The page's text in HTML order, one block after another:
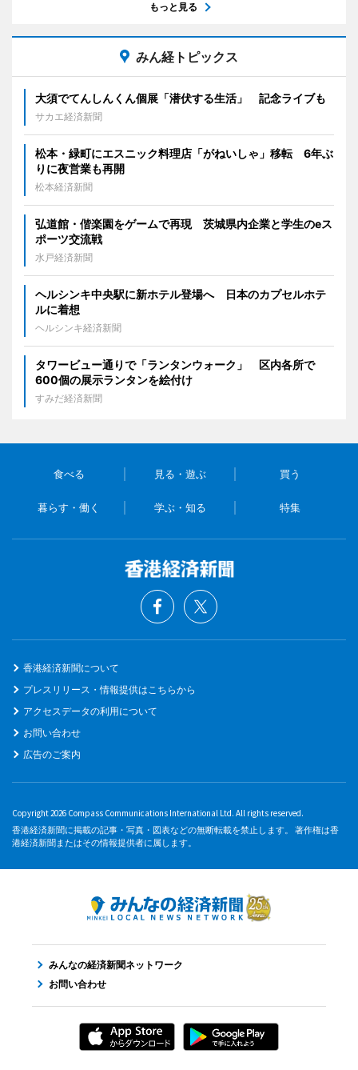
もっと見る
みん経トピックス
大須でてんしんくん個展「潜伏する生活」 記念ライブも
サカエ経済新聞
松本・緑町にエスニック料理店「がねいしゃ」移転 6年ぶ
りに夜営業も再開
松本経済新聞
弘道館・偕楽園をゲームで再現 茨城県内企業と学生のeス
ポーツ交流戦
水戸経済新聞
ヘルシンキ中央駅に新ホテル登場へ 日本のカプセルホテ
ルに着想
ヘルシンキ経済新聞
タワービュー通りで「ランタンウォーク」 区内各所で
600個の展示ランタンを絵付け
すみだ経済新聞
食べる 見る・遊ぶ 買う
暮らす・働く 学ぶ・知る 特集
香港経済新聞について
プレスリリース・情報提供はこちらから
アクセスデータの利用について
お問い合わせ
広告のご案内
Copyright 2026 Compass Communications International Ltd. All rights reserved.
香港経済新聞に掲載の記事・写真・図表などの無断転載を禁止します。 著作権は香
港経済新聞またはその情報提供者に属します。
みんなの経済新聞ネットワーク
お問い合わせ